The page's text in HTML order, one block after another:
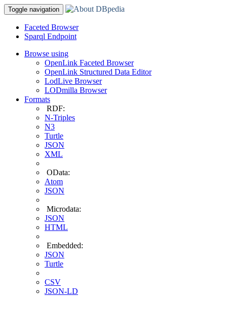
Toggle navigation
Faceted Browser
Sparql Endpoint
Browse using
OpenLink Faceted Browser
OpenLink Structured Data Editor
LodLive Browser
LODmilla Browser
Formats
RDF:
N-Triples
N3
Turtle
JSON
XML
OData:
Atom
JSON
Microdata:
JSON
HTML
Embedded:
JSON
Turtle
CSV
JSON-LD